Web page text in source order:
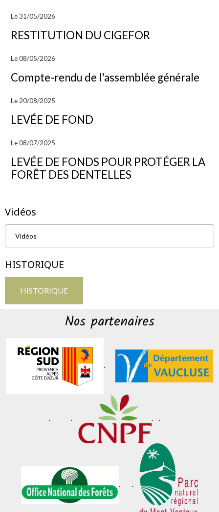
Le 31/05/2026
RESTITUTION DU CIGEFOR
Le 08/05/2026
Compte-rendu de l'assemblée générale
Le 20/08/2025
LEVÉE DE FOND
Le 08/07/2025
LEVÉE DE FONDS POUR PROTÉGER LA
FORÊT DES DENTELLES
Vidéos
Vidéos
HISTORIQUE
HISTORIQUE
Nos partenaires
.
. .